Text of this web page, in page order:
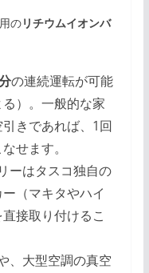
のリチウムイオンバ
の連続運転が可能
）。一般的な家
きであれば、1回
せます。
ーはタスコ独自の
（マキタやハイ
接取り付けるこ
、大型空調の真空